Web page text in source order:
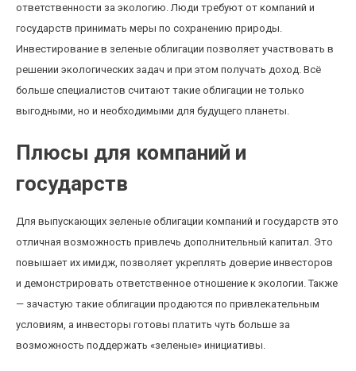
ответственности за экологию. Люди требуют от компаний и
государств принимать меры по сохранению природы.
Инвестирование в зеленые облигации позволяет участвовать в
решении экологических задач и при этом получать доход. Всё
больше специалистов считают такие облигации не только
выгодными, но и необходимыми для будущего планеты.
Плюсы для компаний и
государств
Для выпускающих зеленые облигации компаний и государств это
отличная возможность привлечь дополнительный капитал. Это
повышает их имидж, позволяет укреплять доверие инвесторов
и демонстрировать ответственное отношение к экологии. Также
— зачастую такие облигации продаются по привлекательным
условиям, а инвесторы готовы платить чуть больше за
возможность поддержать «зеленые» инициативы.